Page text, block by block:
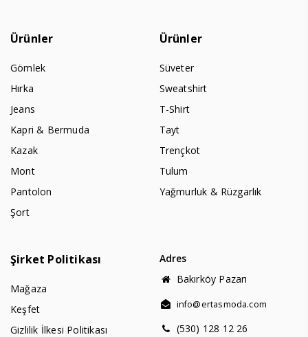
Ürünler
Gömlek
Hırka
Jeans
Kapri & Bermuda
Kazak
Mont
Pantolon
Şort
Ürünler
Süveter
Sweatshirt
T-Shirt
Tayt
Trençkot
Tulum
Yağmurluk & Rüzgarlık
Şirket Politikası
Mağaza
Keşfet
Gizlilik İlkesi Politikası
Adres
Bakırköy Pazarı
info@ertasmoda.com
(530) 128 12 26